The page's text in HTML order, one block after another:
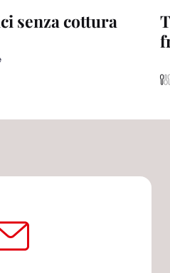
senza cottura